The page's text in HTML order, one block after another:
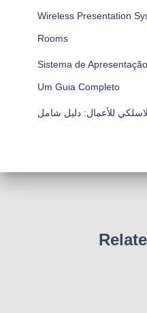
Wireless Presentation
Rooms
Sistema de
Um Guia Completo
للأعمال: دليل شامل